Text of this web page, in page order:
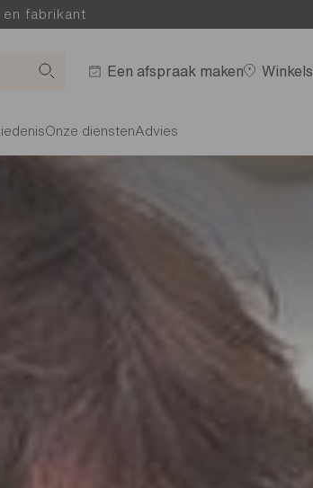
fabrikant
Een afspraak maken Winkels
Onze dienstenAdvies